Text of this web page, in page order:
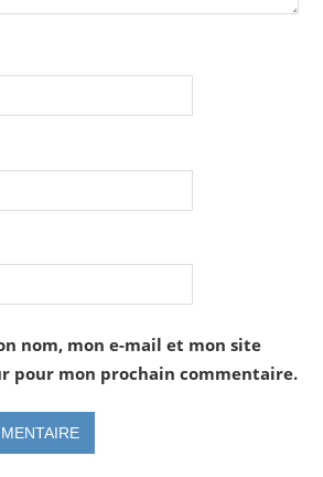
nom, mon e-mail et mon site
pour mon prochain commentaire.